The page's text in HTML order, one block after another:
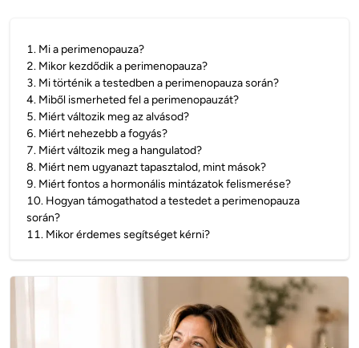
1. Mi a perimenopauza?
2. Mikor kezdődik a perimenopauza?
3. Mi történik a testedben a perimenopauza során?
4. Miből ismerheted fel a perimenopauzát?
5. Miért változik meg az alvásod?
6. Miért nehezebb a fogyás?
7. Miért változik meg a hangulatod?
8. Miért nem ugyanazt tapasztalod, mint mások?
9. Miért fontos a hormonális mintázatok felismerése?
10. Hogyan támogathatod a testedet a perimenopauza
során?
11. Mikor érdemes segítséget kérni?